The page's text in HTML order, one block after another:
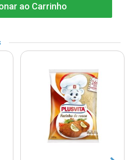
ao Carrinho